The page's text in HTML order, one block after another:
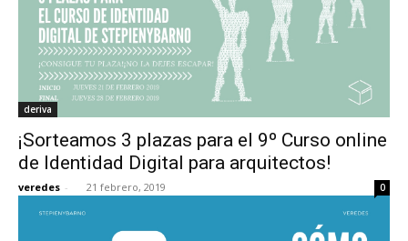
deriva
¡Sorteamos 3 plazas para el 9º Curso online
de Identidad Digital para arquitectos!
veredes - 21 febrero, 2019 0